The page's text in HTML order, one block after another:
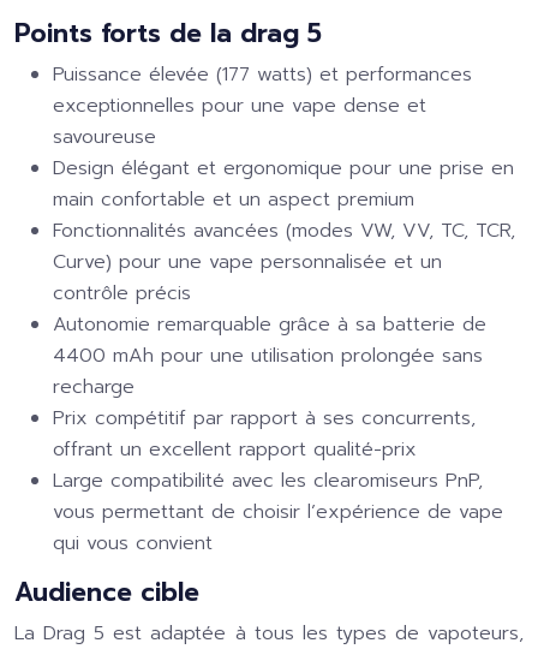
Points forts de la drag 5
Puissance élevée (177 watts) et performances
exceptionnelles pour une vape dense et
savoureuse
Design élégant et ergonomique pour une prise en
main confortable et un aspect premium
Fonctionnalités avancées (modes VW, VV, TC, TCR,
Curve) pour une vape personnalisée et un
contrôle précis
Autonomie remarquable grâce à sa batterie de
4400 mAh pour une utilisation prolongée sans
recharge
Prix compétitif par rapport à ses concurrents,
offrant un excellent rapport qualité-prix
Large compatibilité avec les clearomiseurs PnP,
vous permettant de choisir l’expérience de vape
qui vous convient
Audience cible
La Drag 5 est adaptée à tous les types de vapoteurs,